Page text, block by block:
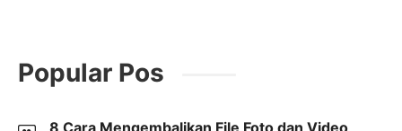
Popular Pos
8 Cara Mengembalikan File Foto dan Video